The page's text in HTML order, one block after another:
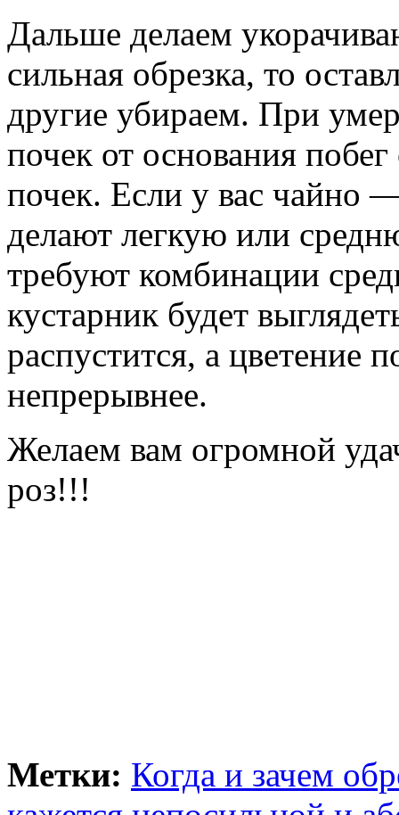
Дальше делаем
сильная обрезка, то
другие убираем. При
почек от основания
почек. Если у вас чайно
делают легкую или
требуют комбинации
кустарник будет
распустится, а цветение
непрерывнее.
Желаем вам огромной
роз!!!
Метки: Когда и зачем